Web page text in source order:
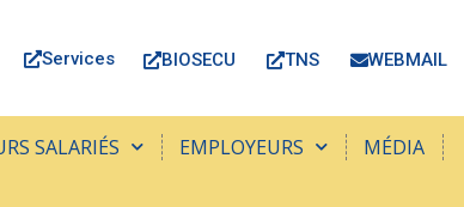
Services BIOSECU TNS WEBMAIL
SALARIÉS EMPLOYEURS
MÉDIA